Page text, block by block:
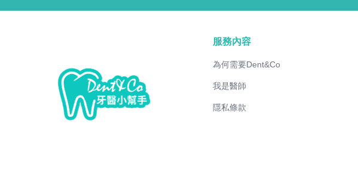
服務內容
為何需要Dent&Co
我是醫師
隱私條款